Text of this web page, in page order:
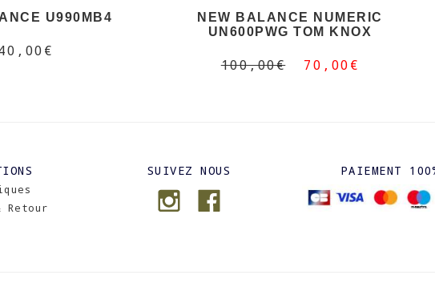
U990MB4
NEW BALANCE NUMERIC
UN600PWG TOM KNOX
100,00€ 70,00€
Retour
SUIVEZ NOUS PAIEMENT